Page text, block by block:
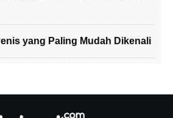
yang Paling Mudah Dikenali